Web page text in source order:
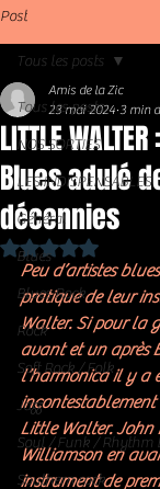
Post
Tous les posts
NOS SORTIES
LES INDISPENSABLES
Général
Blues
Blues Rock
Rock
Soft Rock / Folk
Jazz
Soul / Funk / Rhythm
Southern rock
Tous les posts
LITTLE
Blues adulé
décennies
Amis de la Zic
23 mai 2024 3 min
Noté NaN étoiles
Peu d’artistes
pratique de leur
Walter. Si pour la
avant et un après
l’harmonica il y a
Little Walter. John
Williamson en
instrument de